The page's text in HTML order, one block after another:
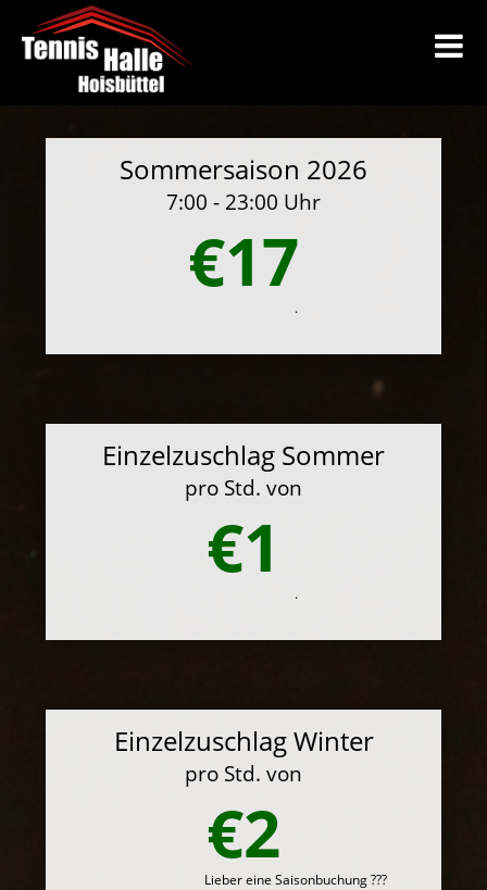
Sommersaison 2026
7:00 - 23:00 Uhr
€17
.
Einzelzuschlag Sommer
pro Std. von
€1
.
Einzelzuschlag Winter
pro Std. von
€2
Lieber eine Saisonbuchung ???